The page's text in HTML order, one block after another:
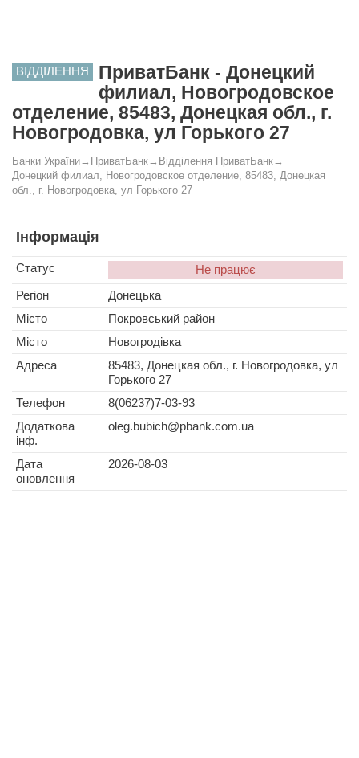
ВІДДІЛЕННЯ
ПриватБанк - Донецкий
филиал, Новогродовское
отделение, 85483, Донецкая обл., г.
Новогродовка, ул Горького 27
Банки України→ ПриватБанк→ Відділення ПриватБанк→
Донецкий филиал, Новогродовское отделение, 85483, Донецкая
обл., г. Новогродовка, ул Горького 27
Інформація
Статус
Не працює
Регіон
Донецька
Місто
Покровський район
Місто
Новогродівка
Адреса
85483, Донецкая обл., г. Новогродовка, ул
Горького 27
Телефон
8(06237)7-03-93
Додаткова
інф.
oleg.bubich@pbank.com.ua
Дата
оновлення
2026-08-03